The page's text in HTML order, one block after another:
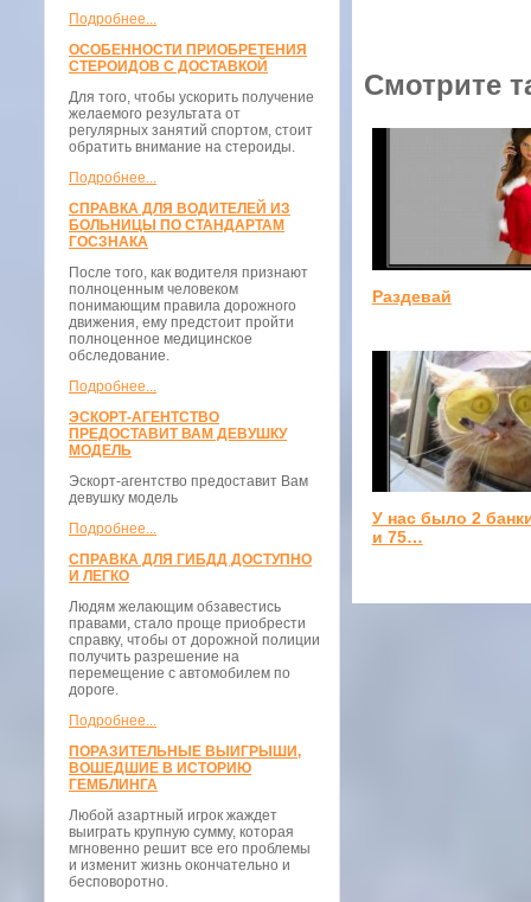
Подробнее...
ОСОБЕННОСТИ ПРИОБРЕТЕНИЯ
СТЕРОИДОВ С ДОСТАВКОЙ
Для того, чтобы ускорить получение
желаемого результата от
регулярных занятий спортом, стоит
обратить внимание на стероиды.
Подробнее...
СПРАВКА ДЛЯ ВОДИТЕЛЕЙ ИЗ
БОЛЬНИЦЫ ПО СТАНДАРТАМ
ГОСЗНАКА
После того, как водителя признают
полноценным человеком
понимающим правила дорожного
движения, ему предстоит пройти
полноценное медицинское
обследование.
Подробнее...
ЭСКОРТ-АГЕНТСТВО
ПРЕДОСТАВИТ ВАМ ДЕВУШКУ
МОДЕЛЬ
Эскорт-агентство предоставит Вам
девушку модель
Подробнее...
СПРАВКА ДЛЯ ГИБДД ДОСТУПНО
И ЛЕГКО
Людям желающим обзавестись
правами, стало проще приобрести
справку, чтобы от дорожной полиции
получить разрешение на
перемещение с автомобилем по
дороге.
Подробнее...
ПОРАЗИТЕЛЬНЫЕ ВЫИГРЫШИ,
ВОШЕДШИЕ В ИСТОРИЮ
ГЕМБЛИНГА
Любой азартный игрок жаждет
выиграть крупную сумму, которая
мгновенно решит все его проблемы
и изменит жизнь окончательно и
бесповоротно.
Смотрите
Раздевай
У нас было 2
и 75…